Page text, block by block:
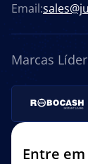
Email:
Marcas
Entre